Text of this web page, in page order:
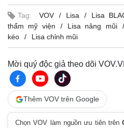
Tag: VOV Lisa Lisa
thẩm mỹ viện
Lisa nâng mũi
kéo
Lisa chỉnh mũi
Mời quý độc giả theo dõi
Thêm VOV trên Google
Chọn VOV làm nguồn ưu tiên trên